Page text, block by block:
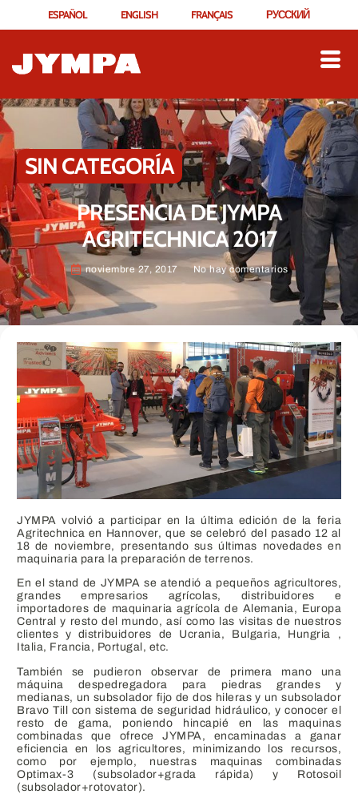
ESPAÑOL ENGLISH FRANÇAIS РУССКИЙ
SIN CATEGORÍA
PRESENCIA DE JYMPA
AGRITECHNICA 2017
noviembre 27, 2017 No hay comentarios
JYMPA volvió a participar en la última edición de la feria
Agritechnica en Hannover, que se celebró del pasado 12 al
18 de noviembre, presentando sus últimas novedades en
maquinaria para la preparación de terrenos.
En el stand de JYMPA se atendió a pequeños agricultores,
grandes empresarios agrícolas, distribuidores e
importadores de maquinaria agrícola de Alemania, Europa
Central y resto del mundo, así como las visitas de nuestros
clientes y distribuidores de Ucrania, Bulgaria, Hungria ,
Italia, Francia, Portugal, etc.
También se pudieron observar de primera mano una
máquina despedregadora para piedras grandes y
medianas, un subsolador fijo de dos hileras y un subsolador
Bravo Till con sistema de seguridad hidráulico, y conocer el
resto de gama, poniendo hincapié en las maquinas
combinadas que ofrece JYMPA, encaminadas a ganar
eficiencia en los agricultores, minimizando los recursos,
como por ejemplo, nuestras maquinas combinadas
Optimax-3 (subsolador+grada rápida) y Rotosoil
(subsolador+rotovator).